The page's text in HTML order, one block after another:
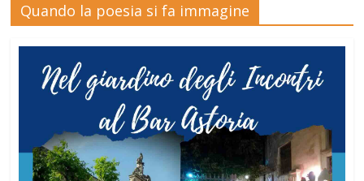
Quando la poesia si fa immagine